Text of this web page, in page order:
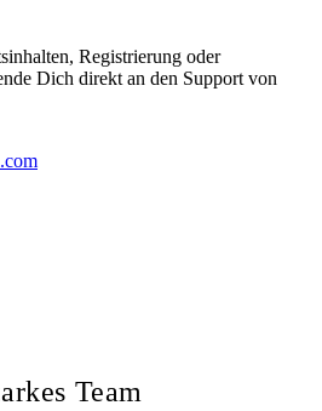
Registrierung oder
Dich direkt an den Support von
Team